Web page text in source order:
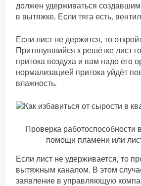
должен удерживаться
в вытяжке. Если тяга есть,
Если лист не держится, то
Притянувшийся к решётке лист
притока воздуха и вам надо его
нормализацией притока уйдёт
влажность.
Проверка работоспособности
помощи пламени или
Если лист не удерживается, то
вытяжным каналом. В этом
заявление в управляющую